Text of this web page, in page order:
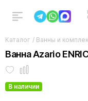
Каталог / Ванны и
Ванна Azario
В наличии